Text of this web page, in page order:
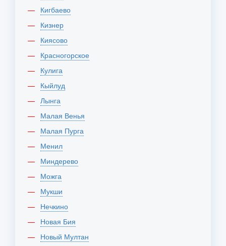
Кигбаево
Кизнер
Киясово
Красногорское
Кулига
Кыйлуд
Лынга
Малая Венья
Малая Пурга
Менил
Миндерево
Можга
Мукши
Нечкино
Новая Бия
Новый Мултан